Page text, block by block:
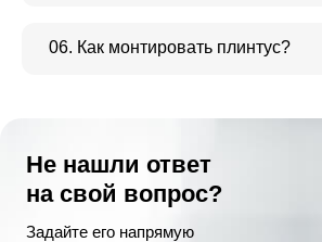
06. Как монтировать плинтус?
Не нашли ответ
на свой вопрос?
Задайте его напрямую